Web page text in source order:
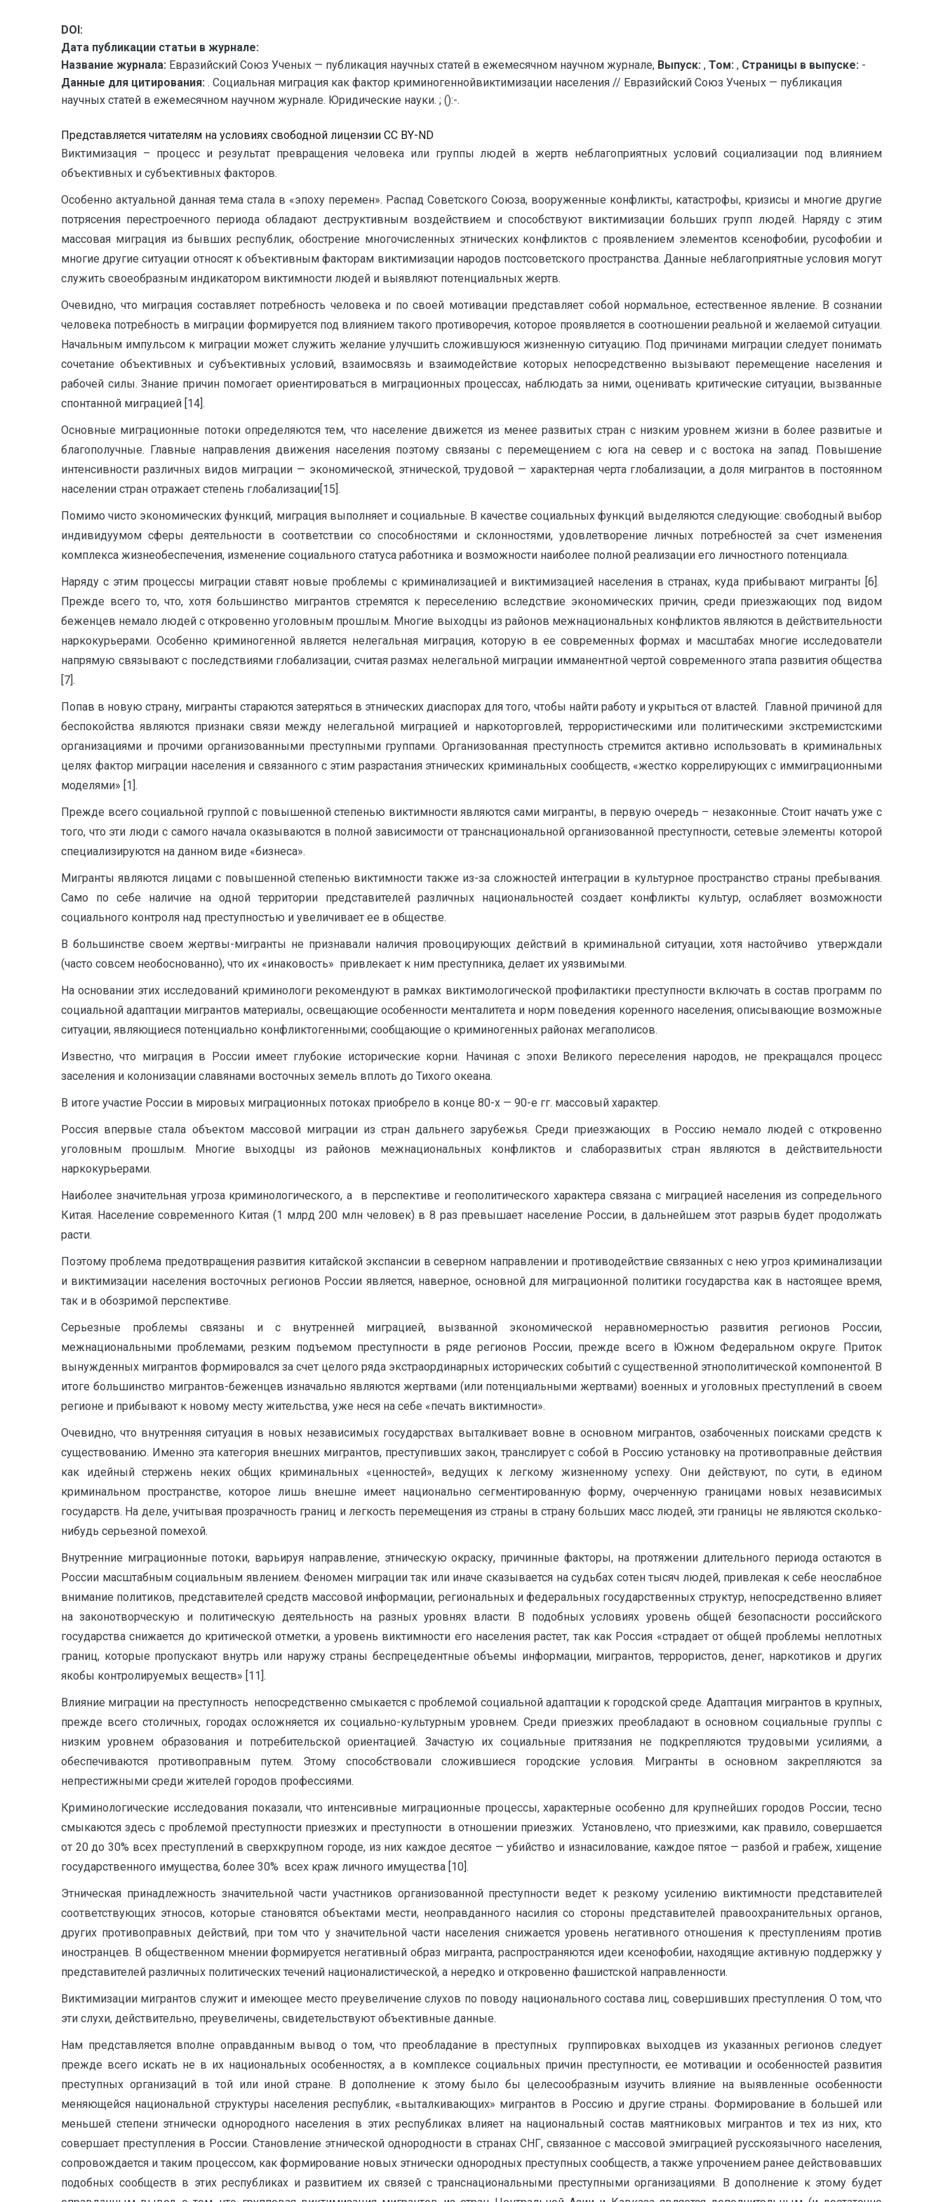
DOI:
Дата публикации статьи в журнале:
Название журнала: Евразийский Союз Ученых — публикация научных статей в ежемесячном научном журнале, Выпуск: , Том: , Страницы в выпуске: -
Данные для цитирования: . Социальная миграция как фактор криминогеннойвиктимизации населения // Евразийский Союз Ученых — публикация
научных статей в ежемесячном научном журнале. Юридические науки. ; ():-.
Представляется читателям на условиях свободной лицензии CC BY-ND
Виктимизация – процесс и результат превращения человека или группы людей в жертв неблагоприятных условий социализации под влиянием
объективных и субъективных факторов.
Особенно актуальной данная тема стала в «эпоху перемен». Распад Советского Союза, вооруженные конфликты, катастрофы, кризисы и многие другие
потрясения перестроечного периода обладают деструктивным воздействием и способствуют виктимизации больших групп людей. Наряду с этим
массовая миграция из бывших республик, обострение многочисленных этнических конфликтов с проявлением элементов ксенофобии, русофобии и
многие другие ситуации относят к объективным факторам виктимизации народов постсоветского пространства. Данные неблагоприятные условия могут
служить своеобразным индикатором виктимности людей и выявляют потенциальных жертв.
Очевидно, что миграция составляет потребность человека и по своей мотивации представляет собой нормаль­ное, естественное явление. В сознании
человека потребность в миграции формируется под влиянием такого противоречия, которое проявляется в соотношении реальной и желаемой ситуации.
Начальным импульсом к ми­грации может служить желание улучшить сложившуюся жизненную си­туацию. Под причинами миграции следует понимать
сочетание объективных и субъективных условий, взаимосвязь и взаимодействие которых непосред­ственно вызывают перемещение населения и
рабочей силы. Знание при­чин помогает ориентироваться в миграционных процессах, наблюдать за ними, оценивать критические ситуации, вызванные
спонтанной миграцией [14].
Основные миграционные потоки определяются тем, что население движется из менее развитых стран с низким уровнем жизни в более развитые и
благополучные. Главные направления движения населения поэтому связаны с перемещением с юга на север и с востока на запад. Повышение
интенсивности различных видов миграции — экономической, этнической, трудовой — характерная черта глобализации, а доля мигрантов в постоянном
населении стран отражает степень глобализации[15].
Помимо чисто экономических функций, миграция выполняет и социальные. В качестве социальных функций выделяются следующие: свободный выбор
индивидуумом сферы деятельности в соответствии со способностями и склонностями, удовлетворение личных потребностей за счет изменения
комплекса жизнеобеспечения, изменение социального статуса работника и возможности наиболее полной реализации его личностного потенциала.
Наряду с этим процессы миграции ставят новые проблемы с криминализацией и виктимизацией населения в странах, куда прибывают мигранты [6].
Прежде всего то, что, хотя большинство мигрантов стремятся к переселению вследствие экономических причин, среди приезжающих под видом
беженцев немало людей с откровенно уголовным прошлым. Многие выходцы из районов межнациональных конфликтов являются в действительности
наркокурьерами. Особенно криминогенной является нелегальная миграция, которую в ее современных формах и масштабах многие исследователи
напрямую связывают с последствиями глобализации, считая размах нелегальной миграции имманентной чертой современного этапа развития общества
[7].
Попав в новую страну, мигранты стараются затеряться в этнических диаспорах для того, чтобы найти работу и укрыться от властей. Главной причиной для
беспокойства являются признаки связи между нелегальной миграцией и наркоторговлей, террористическими или политическими экстремистскими
организациями и прочими организованными преступными группами. Организованная преступность стремится активно использовать в криминальных
целях фактор миграции населения и связанного с этим разрастания этнических криминальных сообществ, «жестко коррелирующих с иммиграционными
моделями» [1].
Прежде всего социальной группой с повышенной степенью виктимности являются сами мигранты, в первую очередь – незаконные. Стоит начать уже с
того, что эти люди с самого начала оказываются в полной зависимости от транснациональной организованной преступности, сетевые элементы которой
специализируются на данном виде «бизнеса».
Мигранты являются лицами с повышенной степенью виктимности также из-за сложностей интеграции в культурное пространство страны пребывания.
Само по себе наличие на одной территории представителей различных национальностей создает конфликты культур, ослабляет возможности
социального контроля над преступностью и увеличивает ее в обществе.
В большинстве своем жертвы-мигранты не признавали наличия провоцирующих действий в криминальной ситуации, хотя настойчиво утверждали
(часто совсем необоснованно), что их «инаковость» привлекает к ним преступника, делает их уязвимыми.
На основании этих исследований криминологи рекомендуют в рамках виктимологической профилактики преступности включать в состав программ по
социальной адаптации мигрантов материалы, освещающие особенности менталитета и норм поведения коренного населения; описывающие возможные
ситуации, являющиеся потенциально конфликтогенными; сообщающие о криминогенных районах мегаполисов.
Известно, что миграция в России имеет глубокие исторические корни. Начиная с эпохи Великого переселения народов, не прекращался процесс
заселения и колонизации славянами восточных земель вплоть до Тихого океана.
В итоге участие России в мировых миграционных потоках при­обрело в конце 80-х — 90-е гг. массовый характер.
Россия впервые стала объектом массовой миграции из стран дальнего зарубежья. Среди при­езжающих в Россию немало людей с откровенно
уголовным прошлым. Многие выходцы из районов межна­циональных конфликтов и слаборазвитых стран являются в действительности
наркокурьерами.
Наиболее значительная угроза криминологического, а в перспективе и геополитического характера связана с миграцией населения из сопредельного
Китая. Население современного Китая (1 млрд 200 млн человек) в 8 раз превышает население России, в дальнейшем этот разрыв будет продолжать
расти.
Поэтому проблема предотвращения развития китайской экспансии в северном направлении и противодействие связанных с нею угроз криминализации
и виктимизации населения восточных регионов России является, наверное, основной для миграционной политики государства как в настоящее время,
так и в обозримой перспективе.
Серьезные проблемы связаны и с внутренней миграцией, вызванной экономической неравномерностью развития регионов России,
межнациональными проблемами, резким подъемом преступности в ряде регионов России, прежде всего в Южном Федеральном округе. Приток
вынужденных мигрантов формировался за счет целого ряда экстраординарных исторических событий с существен­ной этнополитической компонентой. В
итоге большинство мигрантов-беженцев изначально являются жертвами (или потенциальными жертвами) военных и уголовных преступлений в своем
регионе и прибывают к новому месту жительства, уже неся на себе «печать виктимности».
Очевидно, что внутренняя ситуация в новых независимых государствах выталкивает вовне в основном мигрантов, озабоченных поисками средств к
существованию. Именно эта категория внешних мигрантов, преступивших закон, транслирует с собой в Россию установку на противоправные действия
как идейный стержень неких общих криминальных «ценностей», ведущих к легкому жизненному успеху. Они действуют, по сути, в едином
криминальном пространстве, которое лишь внешне имеет национально сегментированную форму, очерченную границами новых независимых
государств. На деле, учитывая прозрачность границ и легкость перемещения из страны в страну больших масс людей, эти границы не являются сколько-
нибудь серьезной помехой.
Внутренние миграционные потоки, варьируя направле­ние, этническую окраску, причинные факторы, на протяжении дли­тельного периода остаются в
России масштабным социальным явлением. Феномен миграции так или иначе сказыва­ется на судьбах сотен тысяч людей, привлекая к себе неослабное
внимание политиков, представителей средств массовой инфор­мации, региональных и федеральных государственных структур, непосредственно влияет
на законотворческую и политическую деятельность на разных уровнях власти. В подобных условиях уровень общей безопасности российского
государства снижается до критической отметки, а уровень виктимности его населения растет, так как Россия «страдает от общей проблемы неплотных
границ, которые пропускают внутрь или наружу страны беспрецедентные объемы информации, мигрантов, террористов, денег, наркотиков и других
якобы контролируемых веществ» [11].
Влияние миграции на преступность непосредственно смыкается с проблемой социальной адаптации к городской среде. Адаптация мигрантов в крупных,
прежде всего столичных, городах осложняется их социально-культурным уровнем. Среди приезжих преобладают в основном социальные группы с
низким уровнем образования и потребительской ориентацией. Зачастую их социальные притязания не подкрепляются трудовыми усилиями, а
обеспечиваются противоправным путем. Этому способствовали сложившиеся городские условия. Мигранты в основном закрепляются за
непрестижными среди жителей городов профессиями.
Криминологические исследования показали, что интенсивные миграционные процессы, характерные особенно для крупнейших городов России, тесно
смыкаются здесь с проблемой преступности приезжих и преступности в отношении приезжих. Установлено, что приезжими, как правило, совершается
от 20 до 30% всех преступлений в сверхкрупном городе, из них каждое десятое — убийство и изнасилование, каждое пятое — разбой и грабеж, хищение
государственного имущества, более 30% всех краж личного имущества [10].
Этническая принадлежность значительной части участников организованной преступности ведет к резкому усилению виктимности представителей
соответствующих этносов, которые становятся объектами мести, неоправданного насилия со стороны представителей правоохранительных органов,
других противоправных действий, при том что у значительной части населения снижается уровень негативного отношения к преступлениям против
иностранцев. В общественном мнении формируется негатив­ный образ мигранта, распространяются идеи ксенофобии, находящие активную поддержку у
представителей различных политических течений националистической, а нередко и откровенно фашистской направленности.
Виктимизации мигрантов служит и имеющее место преувеличение слухов по поводу национального состава лиц, совершивших преступления. О том, что
эти слухи, действительно, преувеличены, свидетельствуют объективные данные.
Нам представляется вполне оправданным вывод о том, что преобладание в преступных группировках выходцев из указанных регионов следует
прежде всего искать не в их национальных особенностях, а в комплексе социальных причин преступности, ее мотивации и особенностей развития
преступных организаций в той или иной стране. В дополнение к этому было бы целесообразным изучить влияние на выявленные особенности
меняющейся национальной структуры населения республик, «выталкивающих» мигрантов в Россию и другие страны. Формирование в большей или
меньшей степени этнически однородного населения в этих респуб­ликах влияет на национальный состав маятниковых мигрантов и тех из них, кто
совершает преступления в России. Становление этнической однородности в странах СНГ, связанное с массовой эмиграцией русскоязычного населения,
сопровож­дается и таким процессом, как формирование новых этнически однородных преступных сообществ, а также упрочением ранее действовавших
подобных сообществ в этих республиках и развитием их связей с транснациональными преступными организациями. В дополнение к этому будет